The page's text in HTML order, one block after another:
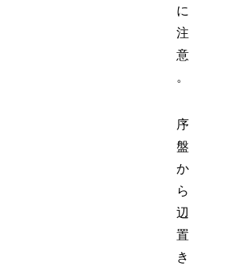
に
注
意
。
序
盤
か
ら
辺
置
き